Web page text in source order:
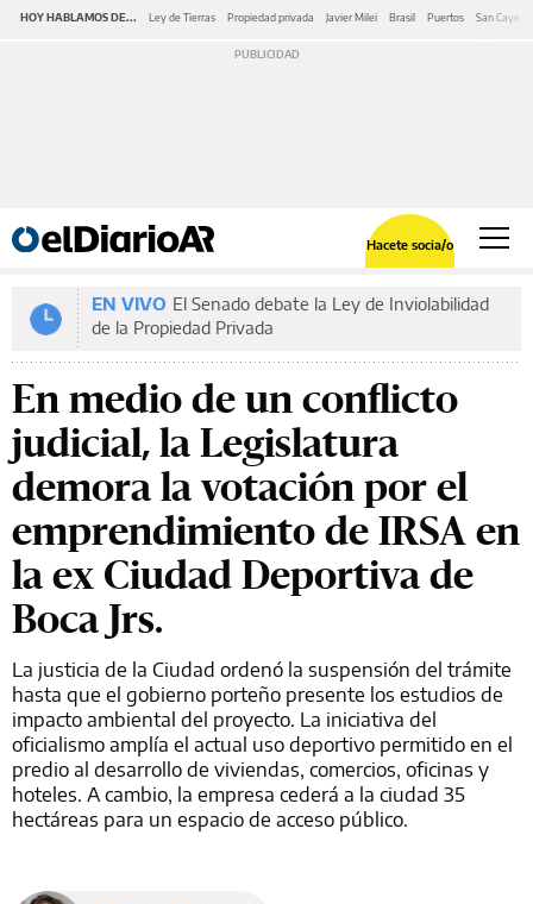
HOY HABLAMOS DE... Ley de Tierras Propiedad privada Javier Milei Brasil Puertos San
Hacete socia/o
EN VIVO El Senado debate la Ley de Inviolabilidad
de la Propiedad Privada
En medio de un conflicto
judicial, la Legislatura
demora la votación por el
emprendimiento de IRSA en
la ex Ciudad Deportiva de
Boca Jrs.
La justicia de la Ciudad ordenó la suspensión del trámite
hasta que el gobierno porteño presente los estudios de
impacto ambiental del proyecto. La iniciativa del
oficialismo amplía el actual uso deportivo permitido en el
predio al desarrollo de viviendas, comercios, oficinas y
hoteles. A cambio, la empresa cederá a la ciudad 35
hectáreas para un espacio de acceso público.